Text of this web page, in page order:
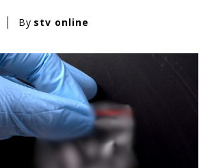
By stv online